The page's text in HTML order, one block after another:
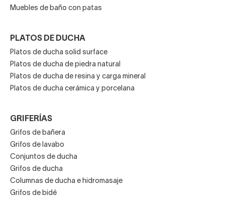
Muebles de baño con patas
PLATOS DE DUCHA
Platos de ducha solid surface
Platos de ducha de piedra natural
Platos de ducha de resina y carga mineral
Platos de ducha cerámica y porcelana
GRIFERÍAS
Grifos de bañera
Grifos de lavabo
Conjuntos de ducha
Grifos de ducha
Columnas de ducha e hidromasaje
Grifos de bidé